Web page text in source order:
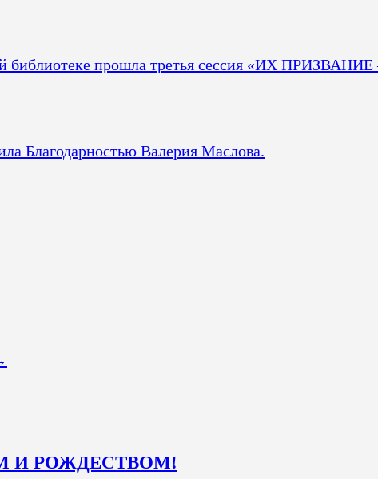
библиотеке прошла третья сессия «ИХ ПРИЗВАНИЕ
Благодарностью Валерия Маслова.
РОЖДЕСТВОМ!